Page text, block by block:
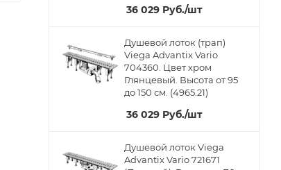
36 029 Руб./шт
Душевой лоток (трап)
Viega Advantix Vario
704360. Цвет хром
Глянцевый. Высота от 95
до 150 см. (4965.21)
36 029 Руб./шт
Душевой лоток Viega
Advantix Vario 721671